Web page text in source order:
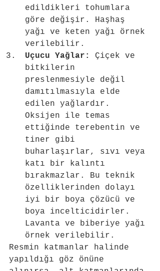
edildikleri tohumlara
göre değişir. Haşhaş
yağı ve keten yağı örnek
verilebilir.
Uçucu Yağlar:
Çiçek ve
bitkilerin
preslenmesiyle değil
damıtılmasıyla elde
edilen yağlardır.
Oksijen ile temas
ettiğinde terebentin ve
tiner gibi
buharlaşırlar, sıvı veya
katı bir kalıntı
bırakmazlar. Bu teknik
özelliklerinden dolayı
iyi bir boya çözücü ve
boya incelticidirler.
Lavanta ve biberiye yağı
örnek verilebilir.
Resmin katmanlar halinde
yapıldığı göz önüne